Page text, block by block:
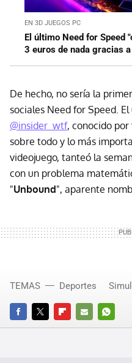
EN 3D JUEGOS PC
El último Need for Speed
3 euros de nada gracias
De hecho, no sería la
sociales Need for Speed.
@insider_wtf, conocido
sobre todo y lo más
videojuego, tanteó la
con un problema
"Unbound", aparente
FACEBOOKTWITTERFLIPBOARD
E-
TEMAS Deportes